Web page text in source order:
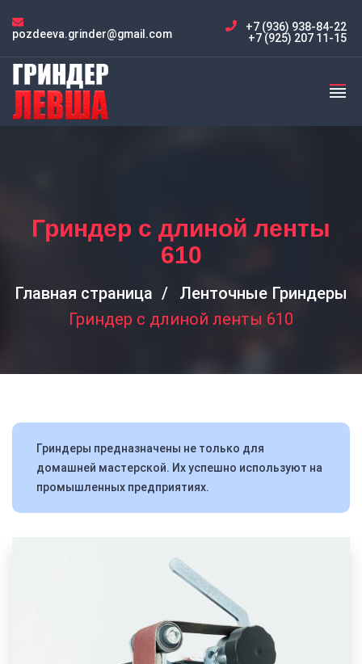
pozdeeva.grinder@gmail.com
+7 (936) 938-84-22
+7 (925) 207 11-15
Гриндер с длиной ленты
610
Главная страница
Ленточные Гриндеры
Гриндер с длиной ленты 610
Гриндеры предназначены не только для
домашней мастерской. Их успешно используют на
промышленных предприятиях.